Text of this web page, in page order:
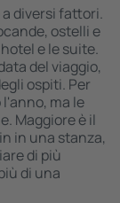
a diversi fattori.
ostelli e
e le suite.
del viaggio,
ospiti. Per
ma le
Maggiore è il
in una stanza,
di più
di una